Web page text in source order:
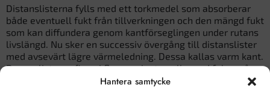
Hantera samtycke
Distanslisterna fylls med ett torkmedel som absorberar
både eventuell fukt från tillverkningen och den mängd fukt
som kan diffundera genom kantförseglingen under rutans
livslängd. Nu sker en successiv övergång till distanslister
med avsevärt lägre värmeledning. Dessa kallas varm kant.
De nya listerna finns i flera varianter, alla med fokus på
låg värmeledning utan att göra avkall på isolerrutornas